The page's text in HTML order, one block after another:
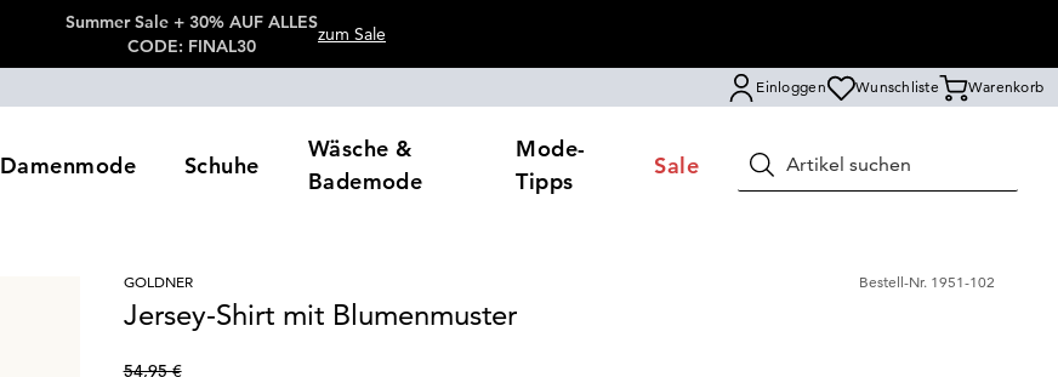
Summer Sale + 30% AUF ALLES
CODE: FINAL30
zum Sale
Einloggen Wunschliste Warenkorb
Damenmode Schuhe
Wäsche &
Bademode
Mode-
Tipps
Sale Suchen
GOLDNER
Bestell-Nr. 1951-102
Jersey-Shirt mit Blumenmuster
54,95 €